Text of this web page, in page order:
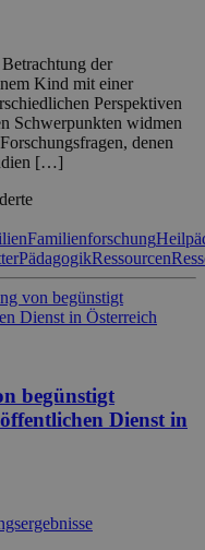
der
Kind mit einer
Perspektiven
Schwerpunkten widmen
denen
[…]
Familienforschung
PädagogikRessourcen
begünstigt
Dienst in